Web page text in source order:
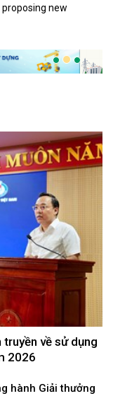
proposing new
về sử dụng
2026
hành Giải thưởng